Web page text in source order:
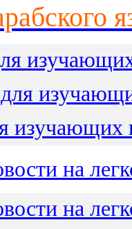
изучающих
на
на